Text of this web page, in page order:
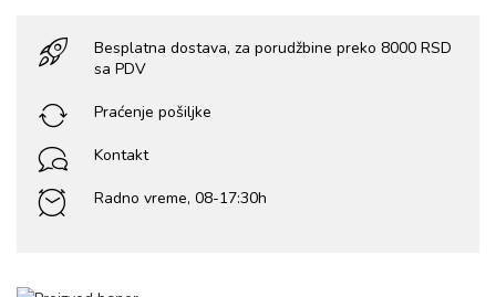
Besplatna dostava, za porudžbine preko 8000 RSD
sa PDV
Praćenje pošiljke
Kontakt
Radno vreme, 08-17:30h